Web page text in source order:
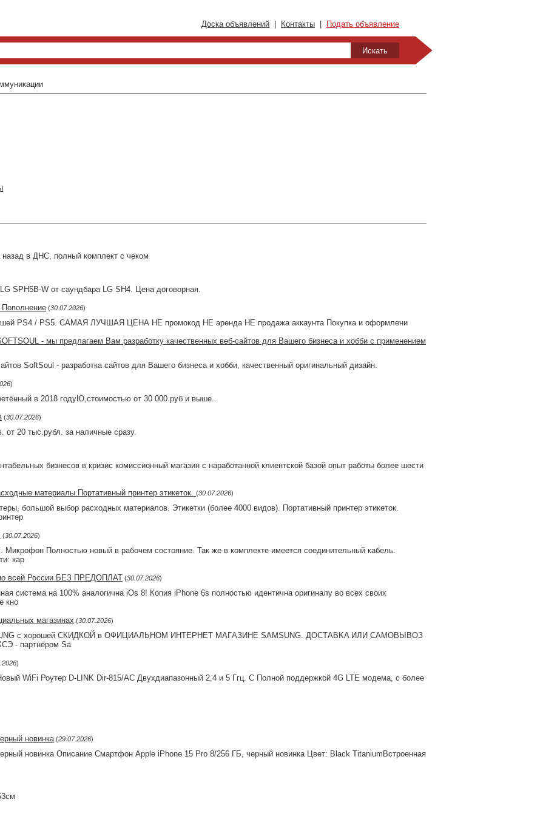
Доска объявлений Контакты Подать объявление
в ДНС, полный комплект с чеком
SPH5B-W от саундбара LG SH4. Цена договорная.
(30.07.2026)
PS4 / PS5. САМАЯ ЛУЧШАЯ ЦЕНА НЕ промокод НЕ аренда НЕ продажа аккаунта Покупка и оформлени
- мы предлагаем Вам разработку качественных веб-сайтов для Вашего бизнеса и хобби с применением
SoftSoul - разработка сайтов для Вашего бизнеса и хобби, качественный оригинальный дизайн.
)
в 2018 годуЮ,стоимостью от 30 000 руб и выше..
(30.07.2026)
от 20 тыс.рубл. за наличные сразу.
бизнесов в кризис комиссионный магазин с наработанной клиентской базой опыт работы более шести
материалы.Портативный принтер этикеток. (30.07.2026)
большой выбор расходных материалов. Этикетки (более 4000 видов). Портативный принтер этикеток.
(30.07.2026)
Полностью новый в рабочем состояние. Так же в комплекте имеется соединительный кабель.
кар
всей России БЕЗ ПРЕДОПЛАТ (30.07.2026)
система на 100% аналогична iOs 8! Копия iPhone 6s полностью идентична оригиналу во всех своих
кно
магазинах (30.07.2026)
с хopошeй СКИДКОЙ в OФИЦИAЛЬHОM ИНTЕPHET MАГAЗИHE SAMSUNG. ДOCТAВKA ИЛИ САМОВЫВОЗ
- пapтнёpом Sа
)
WiFi Роутер D-LINK Dir-815/AC Двухдиапазонный 2,4 и 5 Ггц. С Полной поддержкой 4G LTE модема, с более
новинка (29.07.2026)
новинка Описание Смартфон Apple iPhone 15 Pro 8/256 ГБ, черный новинка Цвет: Black TitaniumВстроенная